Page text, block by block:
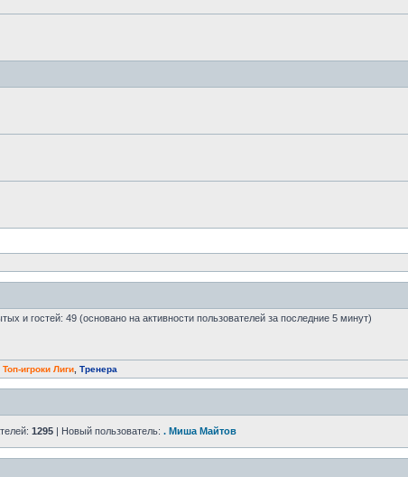
и гостей: 49 (основано на активности пользователей за последние 5 минут)
Топ-игроки Лиги Тренера
1295 | Новый пользователь: . Миша Майтов